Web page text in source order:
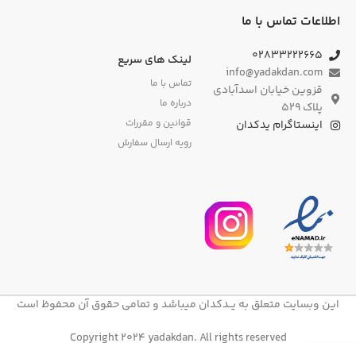
اطلاعات تماس با ما
۰۲۸۳۳۲۲۲۶۶۵
info@yadakdan.com
قزوین خیابان اسدآبادی
پلاک ۵۲۹
اینستاگرام یدکدان
لینک های سریع
تماس با ما
درباره ما
قوانین و مقررات
رویه ارسال سفارش
این وبسایت متعلق به یــدکدان میباشد و تمامی حقوق آن محفوظ است
Copyright 2024 yadakdan. All rights reserved